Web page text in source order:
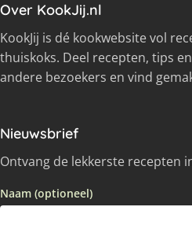
Over KookJij.nl
KookJij is dé kookwebsite vol
thuiskoks. Deel recepten, tips
andere bezoekers en vind
Nieuwsbrief
Ontvang de lekkerste recepten
Naam (optioneel)